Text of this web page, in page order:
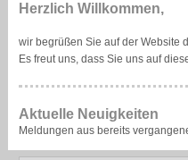
Herzlich Willkommen,
wir begrüßen Sie auf der Website
Es freut uns, dass Sie uns auf
Aktuelle Neuigkeiten
Meldungen aus bereits